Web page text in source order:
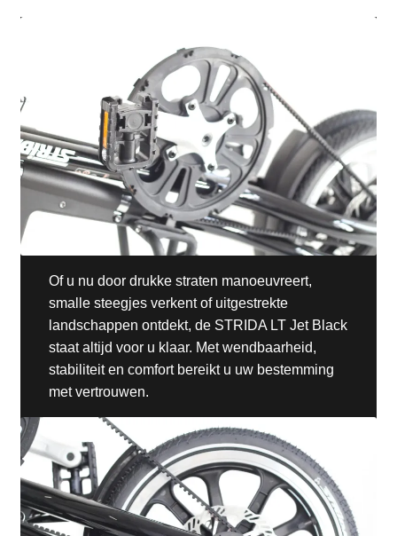
Of u nu door drukke straten manoeuvreert,
smalle steegjes verkent of uitgestrekte
landschappen ontdekt, de STRIDA LT Jet Black
staat altijd voor u klaar. Met wendbaarheid,
stabiliteit en comfort bereikt u uw bestemming
met vertrouwen.